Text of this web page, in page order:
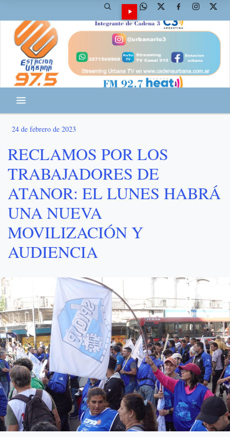
24 de febrero de 2023
RECLAMOS POR LOS
TRABAJADORES DE
ATANOR: EL LUNES HABRÁ
UNA NUEVA
MOVILIZACIÓN Y
AUDIENCIA